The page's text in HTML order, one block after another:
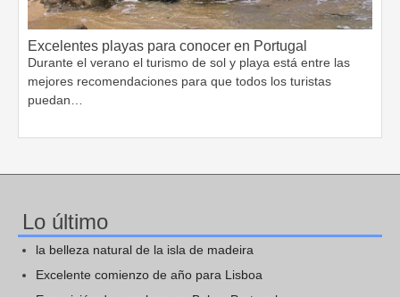
Excelentes playas para conocer en Portugal
Durante el verano el turismo de sol y playa está entre las
mejores recomendaciones para que todos los turistas
puedan…
Lo último
la belleza natural de la isla de madeira
Excelente comienzo de año para Lisboa